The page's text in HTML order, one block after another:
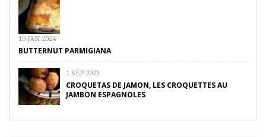
19 JAN 2024
BUTTERNUT PARMIGIANA
1 SEP 2023
CROQUETAS DE JAMON, LES CROQUETTES AU
JAMBON ESPAGNOLES